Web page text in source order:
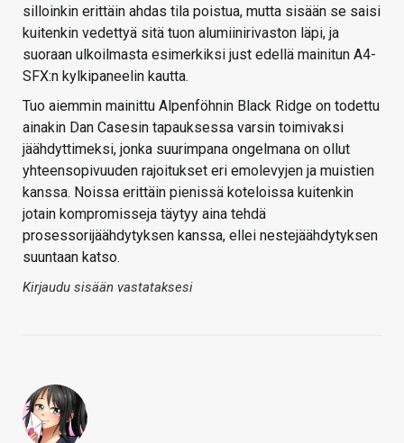
silloinkin erittäin ahdas tila poistua, mutta sisään se saisi
kuitenkin vedettyä sitä tuon alumiinirivaston läpi, ja
suoraan ulkoilmasta esimerkiksi just edellä mainitun A4-
SFX:n kylkipaneelin kautta.
Tuo aiemmin mainittu Alpenföhnin Black Ridge on todettu
ainakin Dan Casesin tapauksessa varsin toimivaksi
jäähdyttimeksi, jonka suurimpana ongelmana on ollut
yhteensopivuuden rajoitukset eri emolevyjen ja muistien
kanssa. Noissa erittäin pienissä koteloissa kuitenkin
jotain kompromisseja täytyy aina tehdä
prosessorijäähdytyksen kanssa, ellei nestejäähdytyksen
suuntaan katso.
Kirjaudu sisään vastataksesi